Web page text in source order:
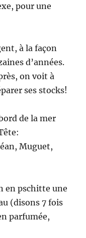
pour une
à la façon
d’années.
on voit à
ses stocks!
de la mer
Muguet,
en pschitte une
(disons 7 fois
parfumée,